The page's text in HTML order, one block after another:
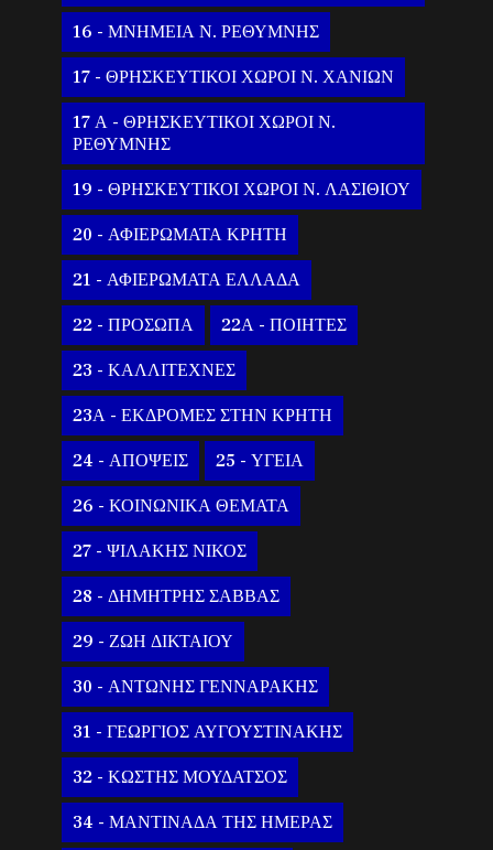
16 - ΜΝΗΜΕΙΑ Ν. ΡΕΘΥΜΝΗΣ
17 - ΘΡΗΣΚΕΥΤΙΚΟΙ ΧΩΡΟΙ Ν. ΧΑΝΙΩΝ
17 Α - ΘΡΗΣΚΕΥΤΙΚΟΙ ΧΩΡΟΙ Ν.
ΡΕΘΥΜΝΗΣ
19 - ΘΡΗΣΚΕΥΤΙΚΟΙ ΧΩΡΟΙ Ν. ΛΑΣΙΘΙΟΥ
20 - ΑΦΙΕΡΩΜΑΤΑ ΚΡΗΤΗ
21 - ΑΦΙΕΡΩΜΑΤΑ ΕΛΛΑΔΑ
22 - ΠΡΟΣΩΠΑ 22Α - ΠΟΙΗΤΕΣ
23 - ΚΑΛΛΙΤΕΧΝΕΣ
23Α - ΕΚΔΡΟΜΕΣ ΣΤΗΝ ΚΡΗΤΗ
24 - ΑΠΟΨΕΙΣ 25 - ΥΓΕΙΑ
26 - ΚΟΙΝΩΝΙΚΑ ΘΕΜΑΤΑ
27 - ΨΙΛΑΚΗΣ ΝΙΚΟΣ
28 - ΔΗΜΗΤΡΗΣ ΣΑΒΒΑΣ
29 - ΖΩΗ ΔΙΚΤΑΙΟΥ
30 - ΑΝΤΩΝΗΣ ΓΕΝΝΑΡΑΚΗΣ
31 - ΓΕΩΡΓΙΟΣ ΑΥΓΟΥΣΤΙΝΑΚΗΣ
32 - ΚΩΣΤΗΣ ΜΟΥΔΑΤΣΟΣ
34 - ΜΑΝΤΙΝΑΔΑ ΤΗΣ ΗΜΕΡΑΣ